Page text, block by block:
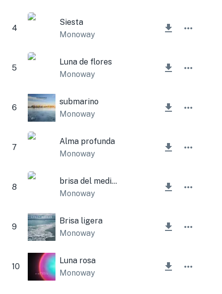
4
Siesta
Monoway
5
Luna de flores
Monoway
6
submarino
Monoway
7
Alma profunda
Monoway
8
brisa del mediodía
Monoway
9
Brisa ligera
Monoway
10
Luna rosa
Monoway